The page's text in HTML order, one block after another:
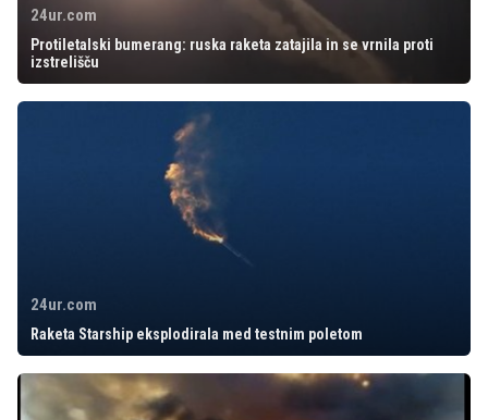
24ur.com
Protiletalski bumerang: ruska raketa zatajila in se vrnila proti
izstrelišču
24ur.com
Raketa Starship eksplodirala med testnim poletom